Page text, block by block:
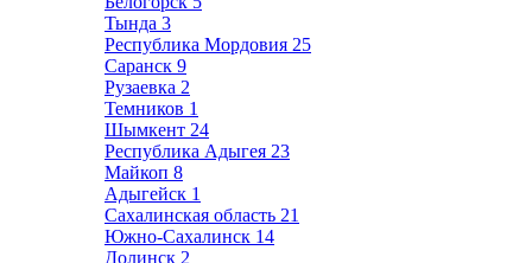
Тында 3
Республика Мордовия 25
Саранск 9
Рузаевка 2
Темников 1
Шымкент 24
Республика Адыгея 23
Майкоп 8
Адыгейск 1
Сахалинская область 21
Южно-Сахалинск 14
Долинск 2